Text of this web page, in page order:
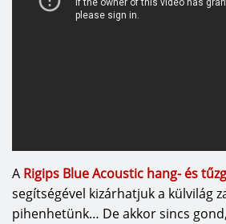
A Rigips Blue Acoustic hang- és
segítségével kizárhatjuk a külvilág
pihenhetünk… De akkor sincs